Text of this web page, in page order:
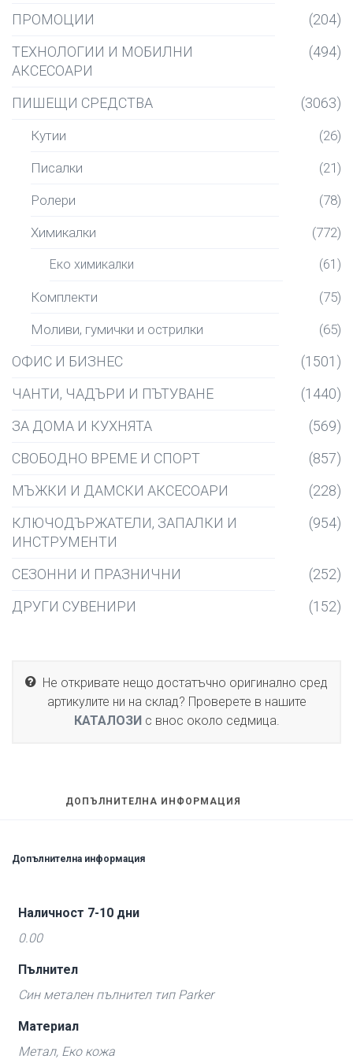
ПРОМОЦИИ
(204)
ТЕХНОЛОГИИ И МОБИЛНИ
АКСЕСОАРИ
(494)
ПИШЕЩИ СРЕДСТВА (3063)
Кутии (26)
Писалки (21)
Ролери (78)
Химикалки (772)
Еко химикалки (61)
Комплекти (75)
Моливи, гумички и острилки (65)
ОФИС И БИЗНЕС
(1501)
ЧАНТИ, ЧАДЪРИ И ПЪТУВАНЕ
(1440)
ЗА ДОМА И КУХНЯТА
(569)
СВОБОДНО ВРЕМЕ И СПОРТ
(857)
МЪЖКИ И ДАМСКИ АКСЕСОАРИ
(228)
КЛЮЧОДЪРЖАТЕЛИ, ЗАПАЛКИ И
ИНСТРУМЕНТИ
(954)
СЕЗОННИ И ПРАЗНИЧНИ
(252)
ДРУГИ СУВЕНИРИ
(152)
Не откривате нещо достатъчно оригинално сред
артикулите ни на склад? Проверете в нашите
КАТАЛОЗИ с внос около седмица.
ДОПЪЛНИТЕЛНА ИНФОРМАЦИЯ
Допълнителна информация
Наличност 7-10 дни
0.00
Пълнител
Син метален пълнител тип Parker
Материал
Метал, Еко кожа